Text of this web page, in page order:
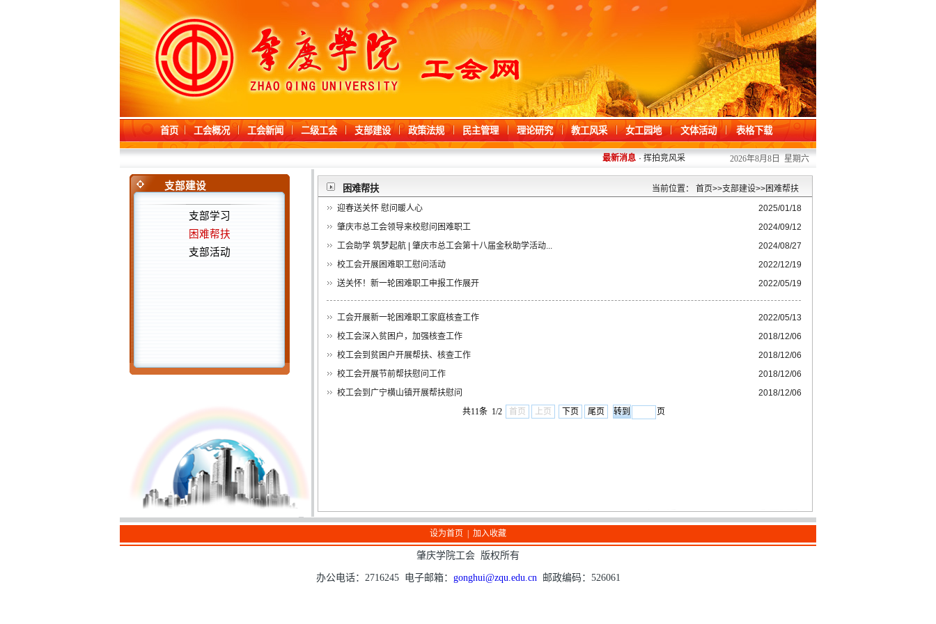
首页 工会概况 工会新闻 二级工会 支部建设 政策法规 民主管理 理论研究 教工风采 女工园地 文体活动 表格下载
最新消息 · 挥拍竞风采 羽聚肇院人 2026/07/13 ·掌握急救技能 护航师生健康
2026年8月8日 星期六
支部建设
支部学习
困难帮扶
支部活动
困难帮扶 当前位置： 首页>>支部建设>>困难帮扶
迎春送关怀 慰问暖人心
2025/01/18
肇庆市总工会领导来校慰问困难职工
2024/09/12
工会助学 筑梦起航 | 肇庆市总工会第十八届金秋助学活动...
2024/08/27
校工会开展困难职工慰问活动
2022/12/19
送关怀！新一轮困难职工申报工作展开
2022/05/19
工会开展新一轮困难职工家庭核查工作
2022/05/13
校工会深入贫困户，加强核查工作
2018/12/06
校工会到贫困户开展帮扶、核查工作
2018/12/06
校工会开展节前帮扶慰问工作
2018/12/06
校工会到广宁横山镇开展帮扶慰问
2018/12/06
共11条 1/2
首页 上页 下页 尾页 页
设为首页 加入收藏
肇庆学院工会 版权所有
办公电话：2716245 电子邮箱： gonghui@zqu.edu.cn邮政编码：526061